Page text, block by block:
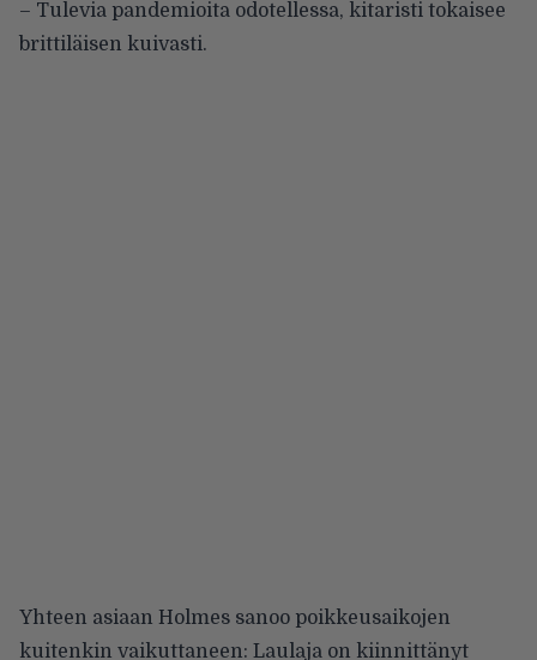
– Tulevia pandemioita odotellessa, kitaristi tokaisee
brittiläisen kuivasti.
Yhteen asiaan Holmes sanoo poikkeusaikojen
kuitenkin vaikuttaneen: Laulaja on kiinnittänyt